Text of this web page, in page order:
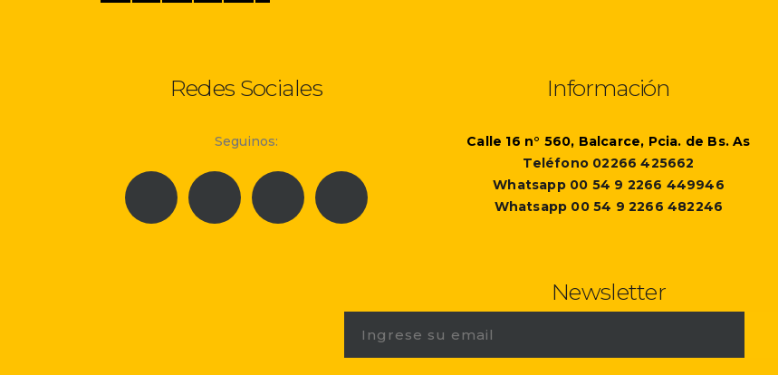
Redes Sociales
Seguinos:
Información
Calle 16 n° 560, Balcarce, Pcia. de Bs. As
Teléfono 02266 425662
Whatsapp 00 54 9 2266 449946
Whatsapp 00 54 9 2266 482246
Newsletter